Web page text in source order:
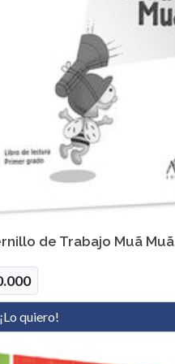
de Trabajo Muã Muã